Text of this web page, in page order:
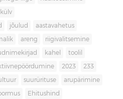
jõulud aastavahetus
areng riigivalitsemine
kahel toolil
2023 233
suurürituse arupärimine
Ehitushind